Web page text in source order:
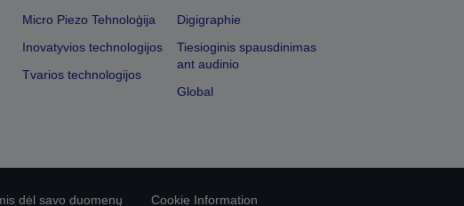
Micro Piezo Tehnoloģija
Inovatyvios technologijos
Tvarios technologijos
Digigraphie
Tiesioginis spausdinimas
ant audinio
Global
dėl savo duomenų Cookie Information